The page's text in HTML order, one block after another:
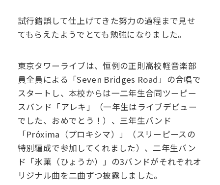
試行錯誤して仕上げてきた努力の過程まで見せ
てもらえたようでとても勉強になりました。
東京タワーライブは、恒例の正則高校軽音楽部
員全員による「Seven Bridges Road」の合唱で
スタートし、本校からは一二年生合同ツーピー
スバンド「アレキ」（一年生はライブデビュー
でした、おめでとう！）、三年生バンド
「Próxima（プロキシマ）」（スリーピースの
特別編成で参加してくれました）、二年生バン
ド「氷菓（ひょうか）」の3バンドがそれぞれオ
リジナル曲を二曲ずつ披露しました。